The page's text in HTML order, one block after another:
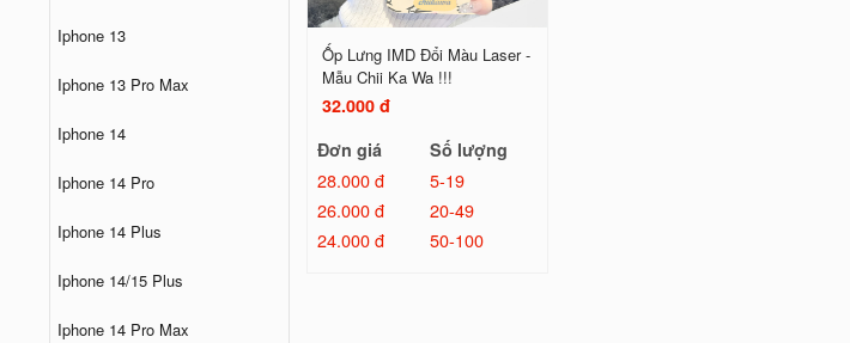
Iphone 13
Iphone 13 Pro Max
Iphone 14
Iphone 14 Pro
Iphone 14 Plus
Iphone 14/15 Plus
Iphone 14 Pro Max
Ốp Lưng IMD Đổi Màu Laser -
Mẫu Chii Ka Wa !!!
32.000 đ
Đơn giá
Số lượng
28.000 đ
5-19
26.000 đ
20-49
24.000 đ
50-100